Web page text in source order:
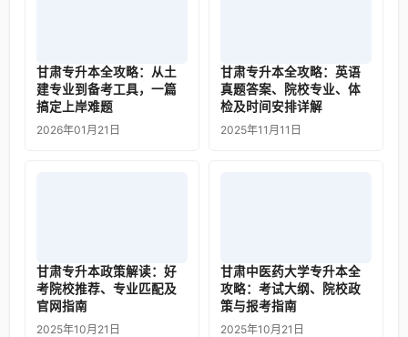
甘肃专升本全攻略：从土
建专业到备考工具，一篇
搞定上岸难题
2026年01月21日
甘肃专升本全攻略：英语
真题答案、院校专业、体
检及时间安排详解
2025年11月11日
甘肃专升本政策解读：好
考院校推荐、专业匹配及
官网指南
2025年10月21日
甘肃中医药大学专升本全
攻略：考试大纲、院校政
策与报考指南
2025年10月21日